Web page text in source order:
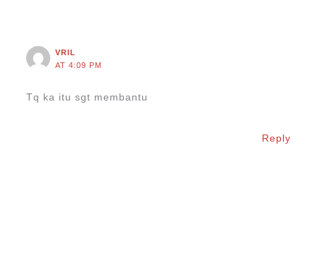
VRIL
AT 4:09 PM
Tq ka itu sgt membantu
Reply